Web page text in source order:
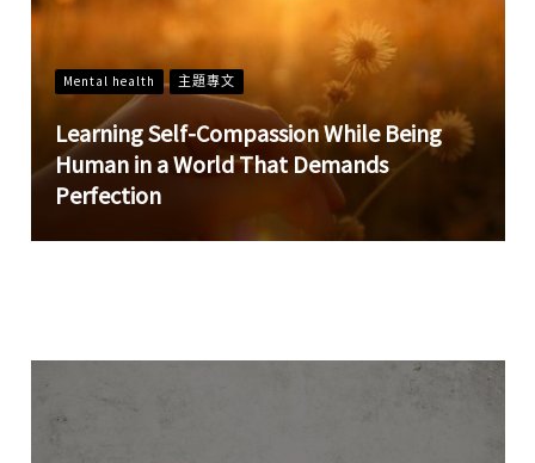
Mental health 主題專文
Learning Self-Compassion While Being
Human in a World That Demands
Perfection